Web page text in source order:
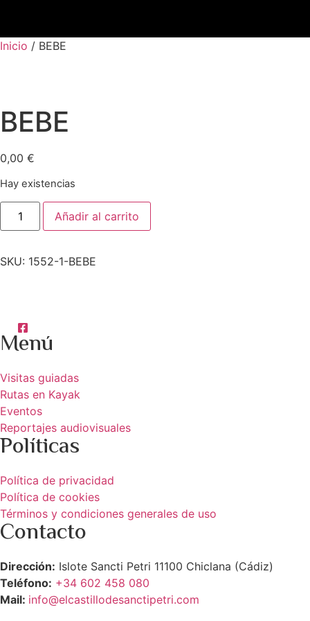
Inicio / BEBE
BEBE
0,00 €
Hay existencias
Añadir al carrito
SKU: 1552-1-BEBE
Menú
Visitas guiadas
Rutas en Kayak
Eventos
Reportajes audiovisuales
Políticas
Política de privacidad
Política de cookies
Términos y condiciones generales de uso
Contacto
Dirección: Islote Sancti Petri 11100 Chiclana (Cádiz)
Teléfono: +34 602 458 080
Mail: info@elcastillodesanctipetri.com